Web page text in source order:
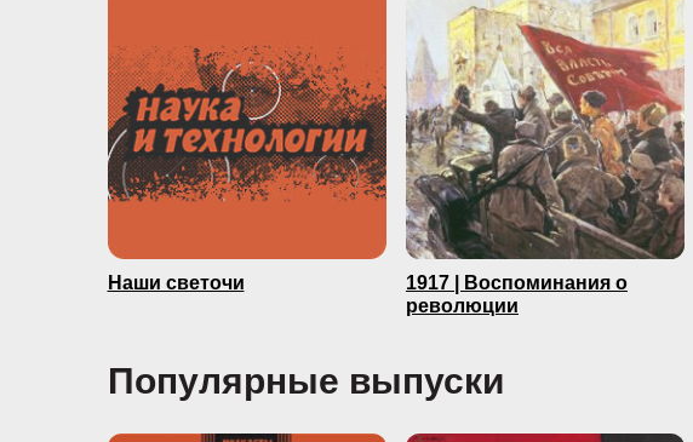
Наши светочи
1917 | Воспоминания о
революции
Популярные выпуски